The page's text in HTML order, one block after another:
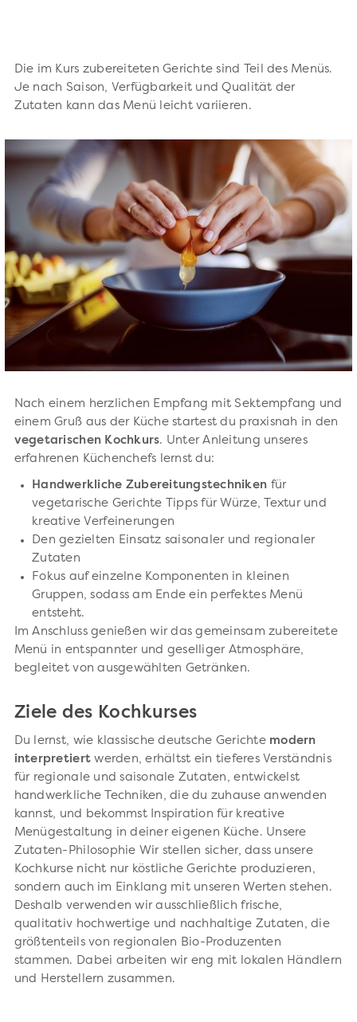
Die im Kurs zubereiteten Gerichte sind Teil des Menüs.
Je nach Saison, Verfügbarkeit und Qualität der
Zutaten kann das Menü leicht variieren.
Nach einem herzlichen Empfang mit Sektempfang und
einem Gruß aus der Küche startest du praxisnah in den
vegetarischen Kochkurs. Unter Anleitung unseres
erfahrenen Küchenchefs lernst du:
Handwerkliche Zubereitungstechniken für
vegetarische Gerichte Tipps für Würze, Textur und
kreative Verfeinerungen
Den gezielten Einsatz saisonaler und regionaler
Zutaten
Fokus auf einzelne Komponenten in kleinen
Gruppen, sodass am Ende ein perfektes Menü
entsteht.
Im Anschluss genießen wir das gemeinsam zubereitete
Menü in entspannter und geselliger Atmosphäre,
begleitet von ausgewählten Getränken.
Ziele des Kochkurses
Du lernst, wie klassische deutsche Gerichte modern
interpretiert werden, erhältst ein tieferes Verständnis
für regionale und saisonale Zutaten, entwickelst
handwerkliche Techniken, die du zuhause anwenden
kannst, und bekommst Inspiration für kreative
Menügestaltung in deiner eigenen Küche. Unsere
Zutaten-Philosophie Wir stellen sicher, dass unsere
Kochkurse nicht nur köstliche Gerichte produzieren,
sondern auch im Einklang mit unseren Werten stehen.
Deshalb verwenden wir ausschließlich frische,
qualitativ hochwertige und nachhaltige Zutaten, die
größtenteils von regionalen Bio-Produzenten
stammen. Dabei arbeiten wir eng mit lokalen Händlern
und Herstellern zusammen.